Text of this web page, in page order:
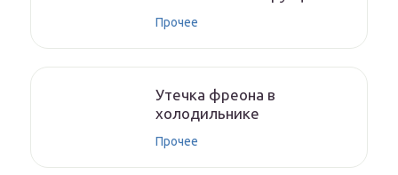
Прочее
Утечка фреона в
холодильнике
Прочее